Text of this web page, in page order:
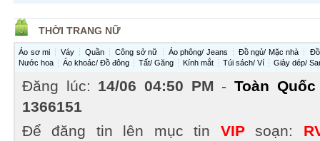
THỜI TRANG NỮ
Áo sơ mi Váy Quần Công sở nữ Áo phông/ Jeans Đồ ngủ/ Mặc nhà
Nước hoa
Áo khoác/ Đồ đông Tất/ Găng Kính mắt Túi sách/ Ví Giày dép/
Đăng lúc: 14/06 04:50 PM -Toàn Quốc
1366151
Để đăng tin lên mục tin VIP soạn: